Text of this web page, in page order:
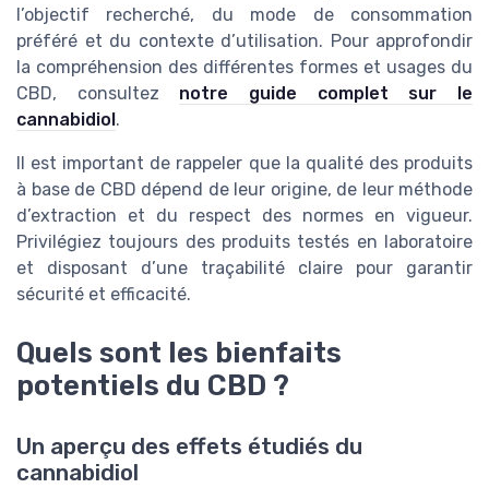
l’objectif recherché, du mode de consommation
préféré et du contexte d’utilisation. Pour approfondir
la compréhension des différentes formes et usages du
CBD, consultez notre guide complet sur le
cannabidiol.
Il est important de rappeler que la qualité des produits
à base de CBD dépend de leur origine, de leur méthode
d’extraction et du respect des normes en vigueur.
Privilégiez toujours des produits testés en laboratoire
et disposant d’une traçabilité claire pour garantir
sécurité et efficacité.
Quels sont les bienfaits
potentiels du CBD ?
Un aperçu des effets étudiés du
cannabidiol